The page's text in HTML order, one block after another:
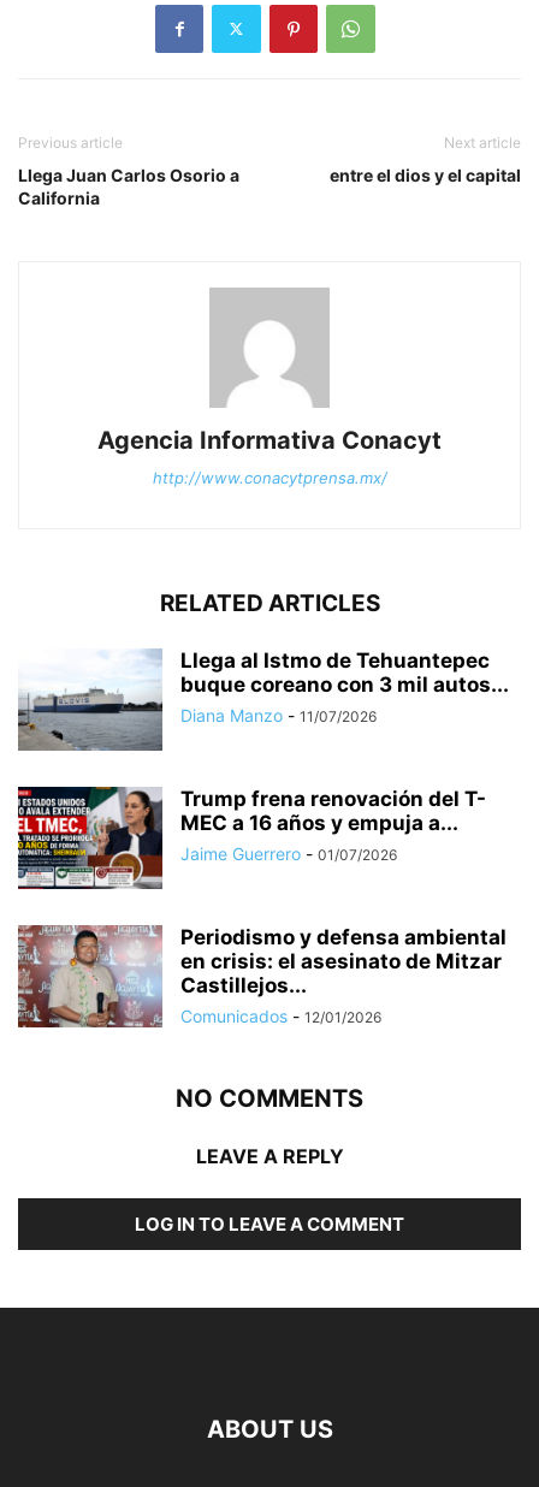
Previous article
Llega Juan Carlos Osorio a
California
Next article
entre el dios y el capital
Agencia Informativa Conacyt
http://www.conacytprensa.mx/
RELATED ARTICLES
Llega al Istmo de Tehuantepec
buque coreano con 3 mil autos...
Diana Manzo - 11/07/2026
Trump frena renovación del T-
MEC a 16 años y empuja a...
Jaime Guerrero - 01/07/2026
Periodismo y defensa ambiental
en crisis: el asesinato de Mitzar
Castillejos...
Comunicados - 12/01/2026
NO COMMENTS
LEAVE A REPLY
LOG IN TO LEAVE A COMMENT
ABOUT US